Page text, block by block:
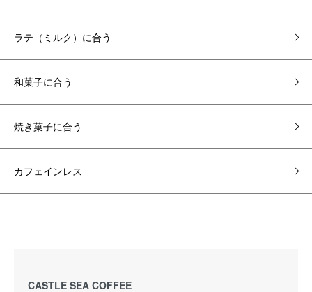
ラテ（ミルク）に合う
和菓子に合う
焼き菓子に合う
カフェインレス
CASTLE SEA COFFEE